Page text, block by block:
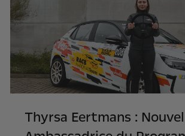
Thyrsa Eertmans :